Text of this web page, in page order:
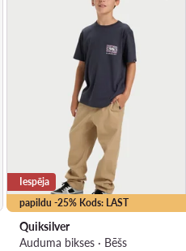
papildu -25% Kods: LAST
Iespēja
Quiksilver
Auduma bikses · Bēšs